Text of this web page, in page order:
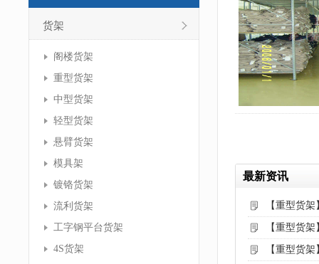
货架
阁楼货架
重型货架
中型货架
轻型货架
悬臂货架
模具架
镀铬货架
流利货架
工字钢平台货架
4S货架
最新资讯
【重型货
【重型货
【重型货